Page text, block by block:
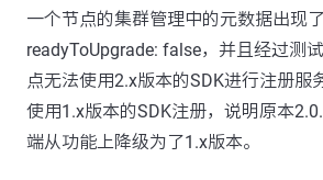
一个节点的集群管理中的元数据出现了
readyToUpgrade: false，并且经过测
点无法使用2.x版本的SDK进行注册服
使用1.x版本的SDK注册，说明原本
端从功能上降级为了1.x版本。